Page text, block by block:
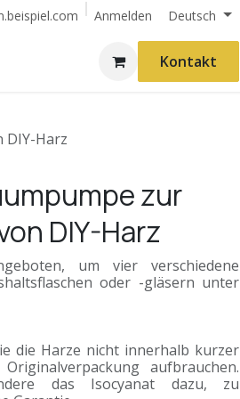
Anmelden Deutsch
Kontakt
DIY-Harz
zur
DIY-Harz
um vier verschiedene
oder -gläsern unter
die Harze nicht innerhalb kurzer
aufbrauchen.
das Isocyanat dazu, zu